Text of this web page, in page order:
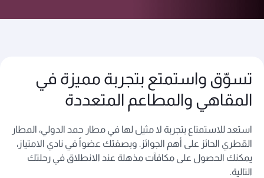
تسوّق واستمتع بتجربة مميزة في
المقاهي والمطاعم المتعددة
استعد للاستمتاع بتجربة لا مثيل لها في مطار حمد الدولي، المطار
القطري الحائز على أهم الجوائز. وبصفتك عضواً في نادي الامتياز،
يمكنك الحصول على مكافآت مذهلة عند الانطلاق في رحلتك
التالية.